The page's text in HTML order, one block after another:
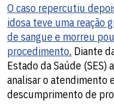
O caso repercutiu
idosa teve uma reação
de sangue e morreu
procedimento. Diante
Estado da Saúde (SES)
analisar o atendimento
descumprimento de